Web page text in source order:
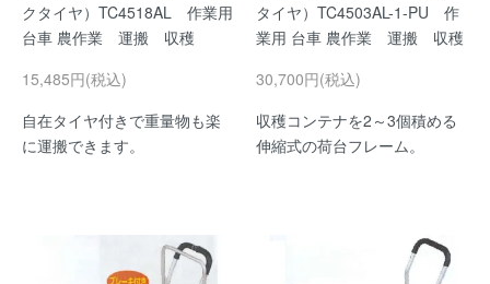
クタイヤ）TC4518AL 作業用
台車 農作業 運搬 収穫
15,485円(税込)
自在タイヤ付きで重量物も楽
に運搬できます。
タイヤ）TC4503AL-1-PU 作
業用 台車 農作業 運搬 収穫
30,700円(税込)
収穫コンテナを2～3個積める
伸縮式の荷台フレーム。